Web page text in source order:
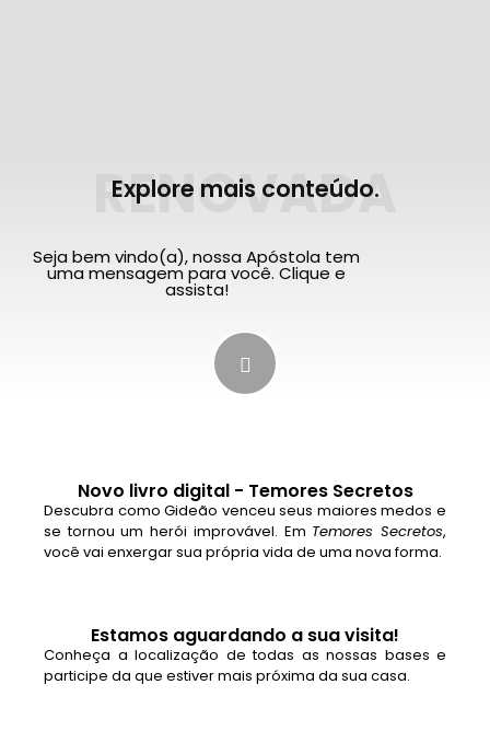
RENOVADA
Explore mais conteúdo.
Seja bem vindo(a), nossa Apóstola tem
uma mensagem para você. Clique e
assista!
Novo livro digital - Temores Secretos
Descubra como Gideão venceu seus maiores medos e
se tornou um herói improvável. Em Temores Secretos,
você vai enxergar sua própria vida de uma nova forma.
Estamos aguardando a sua visita!
Conheça a localização de todas as nossas bases e
participe da que estiver mais próxima da sua casa.